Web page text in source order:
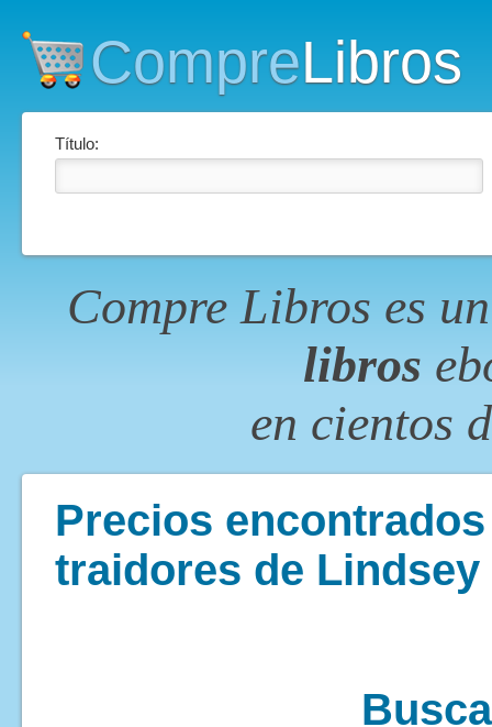
CompreLibros
Título:
Compre Libros es
libros
en cientos
Precios
traidores de Lindsey